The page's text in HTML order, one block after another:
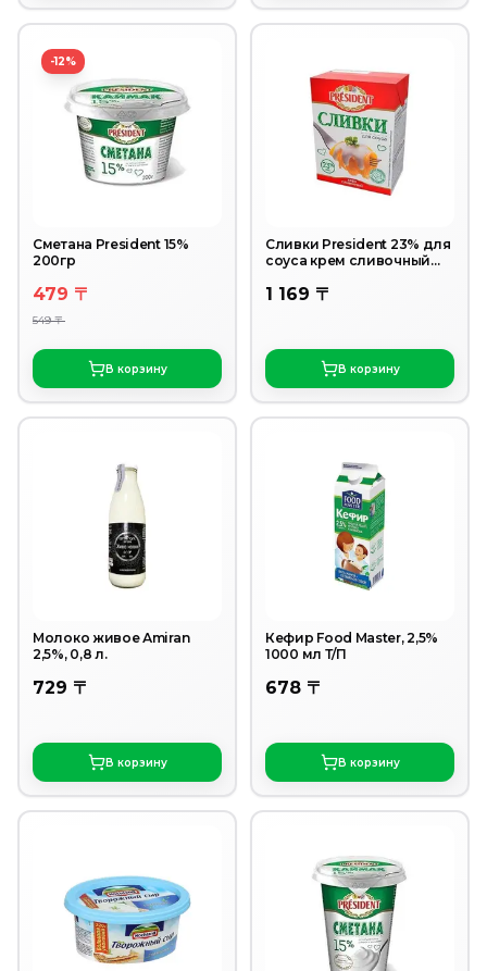
-12%
Сметана President 15%
200гр
479 〒
549 〒
В корзину
Сливки President 23% для
соуса крем сливочный
1 169 〒
В корзину
Молоко живое Аmiran
2,5%, 0,8 л.
729 〒
В корзину
Кефир Food Master, 2,5%
1000 мл Т/П
678 〒
В корзину